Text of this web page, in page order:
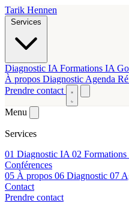
Tarik Hennen
Diagnostic IA Formations IA
À propos Diagnostic Agenda
Prendre contact
Menu
Services
01 Diagnostic IA 02
Conférences
05 À propos 06 Diagnostic 07
Contact
Prendre contact